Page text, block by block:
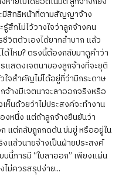
มีสิทธิหน้าที่ตามสัญญาจ้าง
สึกไม่ไว้วางใจว่าลูกจ้างคน
วิตตัวเองได้ยากลำบาก แล้ว
ด้ไหม? ตรงนี้ต้องกลับมาดูคำว่า
แสดงเจตนาของลูกจ้างที่จะยุติ
ใจสำคัญไม่ได้อยู่ที่ว่ามีกระดาษ
จ้างมีเจตนาจะลาออกจริงหรือ
ห็นด้วยว่าไม่ประสงค์จะทำงาน
งหนึ่ง แต่ถ้าลูกจ้างยืนยันว่า
แต่กลับถูกกดดัน ข่มขู่ หรืออยู่ใน
ล้วนายจ้างเป็นฝ่ายประสงค์
นี้การมี “ใบลาออก” เพียงแผ่น
ไม่ควรสรุปง่าย...